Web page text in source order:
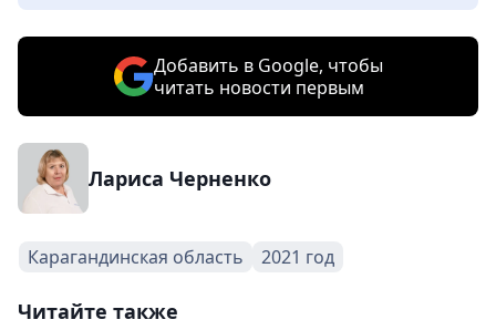
Добавить в Google, чтобы
читать новости первым
Лариса Черненко
Карагандинская область 2021 год
Читайте также